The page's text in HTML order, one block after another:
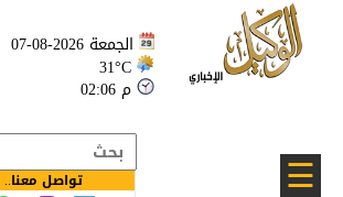
الجمعة 2026-08-07
31°C
02:06 م
☰ تواصل